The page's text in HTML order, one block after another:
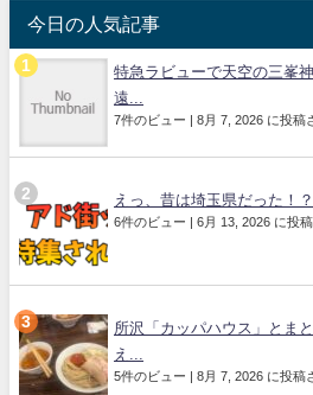
今日の人気記事
特急ラビューで天空の三峯
遠...
7件のビュー 8月 7, 2026 に投稿
えっ、昔は埼玉県だった！
6件のビュー 6月 13, 2026 に投
所沢「カッパハウス」とま
え...
5件のビュー 8月 7, 2026 に投稿